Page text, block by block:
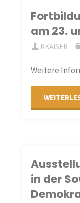
am 23.
KKAISER
Weitere
in der